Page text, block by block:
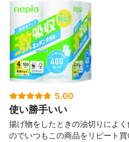
5.00
使い勝手いい
揚げ物をしたときの油切りによ
のでいつもこの商品をリピート